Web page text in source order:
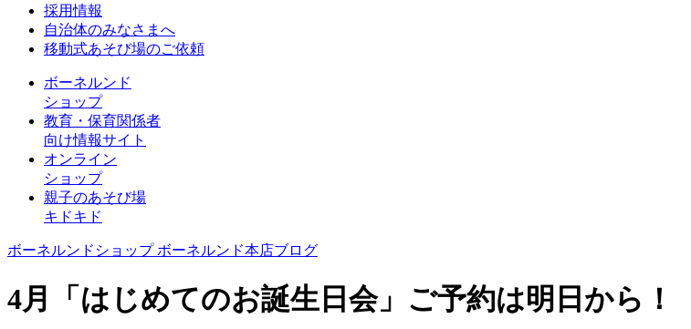
採用情報
自治体のみなさまへ
移動式あそび場のご依頼
ボーネルンド
ショップ
教育・保育関係者
向け情報サイト
オンライン
ショップ
親子のあそび場
キドキド
ボーネルンドショップ ボーネルンド本店ブログ
4月「はじめてのお誕生日会」ご予約は明日から！